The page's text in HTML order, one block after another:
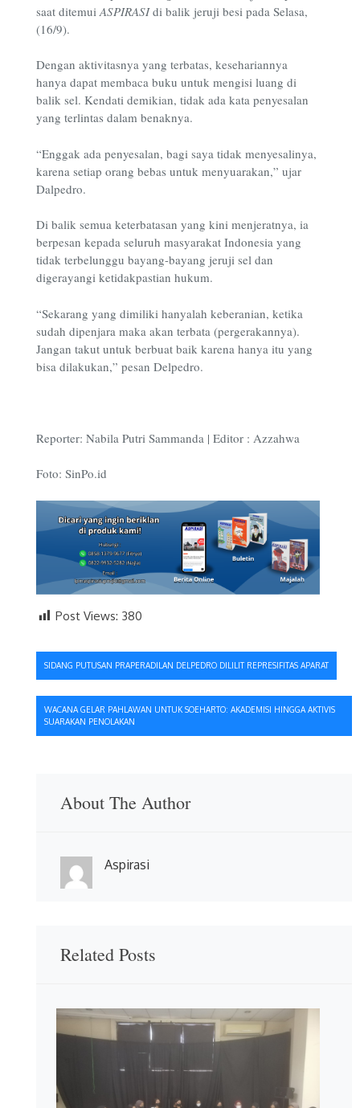
saat ditemui ASPIRASIdi balik jeruji besi pada Selasa,
(16/9).
Dengan aktivitasnya yang terbatas, kesehariannya
hanya dapat membaca buku untuk mengisi luang di
balik sel. Kendati demikian, tidak ada kata penyesalan
yang terlintas dalam benaknya.
“Enggak ada penyesalan, bagi saya tidak menyesalinya,
karena setiap orang bebas untuk menyuarakan,” ujar
Dalpedro.
Di balik semua keterbatasan yang kini menjeratnya, ia
berpesan kepada seluruh masyarakat Indonesia yang
tidak terbelunggu bayang-bayang jeruji sel dan
digerayangi ketidakpastian hukum.
“Sekarang yang dimiliki hanyalah keberanian, ketika
sudah dipenjara maka akan terbata (pergerakannya).
Jangan takut untuk berbuat baik karena hanya itu yang
bisa dilakukan,” pesan Delpedro.
Reporter: Nabila Putri Sammanda | Editor : Azzahwa
Foto: SinPo.id
Post Views: 380
Navigasi
pos
SIDANG PUTUSAN PRAPERADILAN DELPEDRO DILILIT REPRESIFITAS APARAT
WACANA GELAR PAHLAWAN UNTUK SOEHARTO: AKADEMISI HINGGA AKTIVIS
SUARAKAN PENOLAKAN
About The Author
Aspirasi
Related Posts